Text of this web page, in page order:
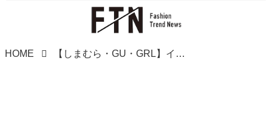
HOME 【しまむら・GU・GRL】インフルエンサーに学ぶ！高見えコーデ＆アイテム